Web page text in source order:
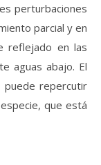
perturbaciones
parcial y en
reflejado en las
aguas abajo. El
puede repercutir
que está